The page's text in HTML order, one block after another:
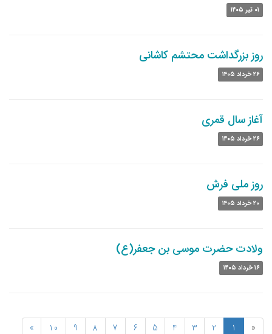
۰۱ تیر ۱۴۰۵
روز بزرگداشت محتشم کاشانی
۲۶ خرداد ۱۴۰۵
آغاز سال قمری
۲۶ خرداد ۱۴۰۵
روز ملی فرش
۲۰ خرداد ۱۴۰۵
ولادت حضرت موسی بن جعفر(ع)
۱۶ خرداد ۱۴۰۵
«
1
2
3
4
5
6
7
8
9
10
»